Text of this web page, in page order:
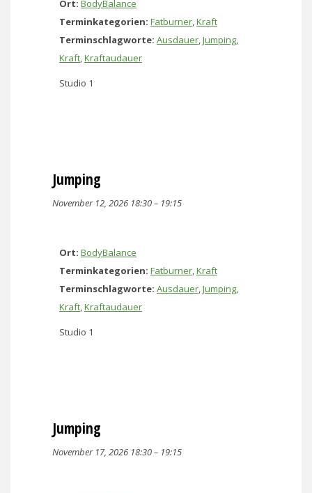
Ort: BodyBalance
Terminkategorien: Fatburner,Kraft
Terminschlagworte: Ausdauer,Jumping,
Kraft,Kraftaudauer
Studio 1
Jumping
November 12, 2026 18:30– 19:15
Ort: BodyBalance
Terminkategorien: Fatburner,Kraft
Terminschlagworte: Ausdauer,Jumping,
Kraft,Kraftaudauer
Studio 1
Jumping
November 17, 2026 18:30– 19:15